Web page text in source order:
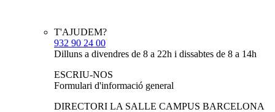
T'AJUDEM?
932 90 24 00
Dilluns a divendres de 8 a 22h i dissabtes de 8 a 14h
ESCRIU-NOS
Formulari d'informació general
DIRECTORI LA SALLE CAMPUS BARCELONA